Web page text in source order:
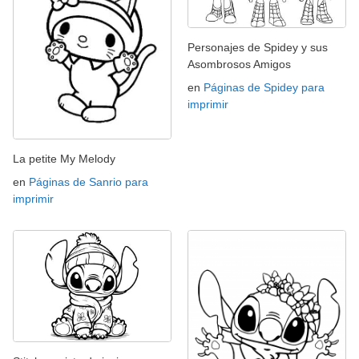
La petite My Melody
en Páginas de Sanrio para
imprimir
Personajes de Spidey y sus
Asombrosos Amigos
en Páginas de Spidey para
imprimir